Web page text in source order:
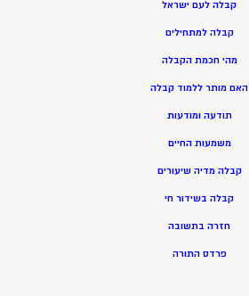
קבלה לעם ישראל
קבלה למתחילים
מהי חכמת הקבלה
האם מותר ללמוד קבלה
תודעה ומודעות
משמעות החיים
קבלה מדיה שיעורים
קבלה בשידור חי
חזרה בתשובה
פרדס התורה